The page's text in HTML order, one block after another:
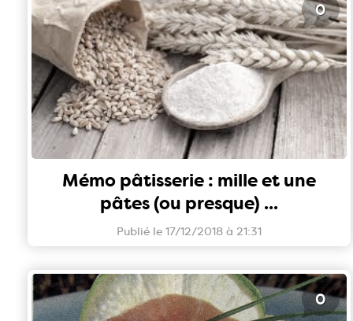
Mémo pâtisserie : mille et une
pâtes (ou presque) ...
Publié le 17/12/2018 à 21:31
0
0